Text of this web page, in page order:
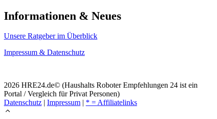
Informationen & Neues
Unsere Ratgeber im Überblick
Impressum & Datenschutz
2026 HRE24.de© (Haushalts Roboter Empfehlungen 24 ist ein
Portal / Vergleich für Privat Personen)
Datenschutz | Impressum | * = Affiliatelinks